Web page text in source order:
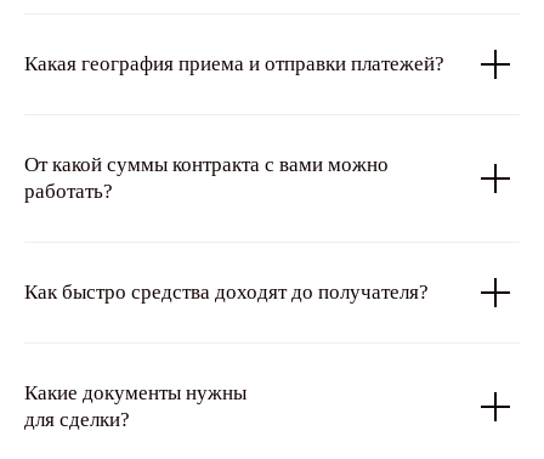
Какая география приема и отправки платежей?
От какой суммы контракта c вами можно
работать?
Как быстро средства доходят до получателя?
Какие документы нужны
для сделки?